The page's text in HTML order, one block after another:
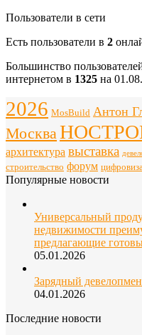
Пользователи в сети
Есть пользователи в 2
Большинство
интернетом в 1325 на
2026 MosBuild Антон
Москва
архитектура выставка
строительство форум
Популярные новости
Универсальный
недвижимости
предлагающие
05.01.2026
Зарядный
04.01.2026
Последние новости